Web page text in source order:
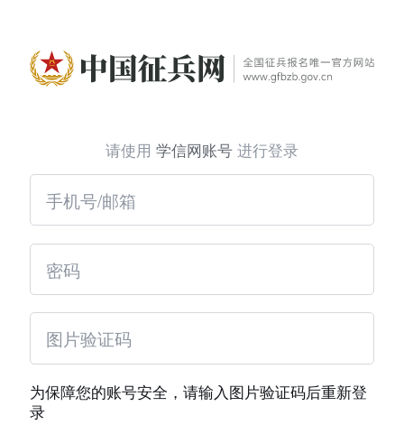
请使用 学信网账号 进行登录
为保障您的账号安全，请输入图片验证码后重新登
录